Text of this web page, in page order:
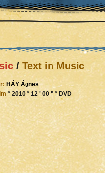
/ Text in Music
HÁY Ágnes
° 2010 ° 12 ' 00 " ° DVD